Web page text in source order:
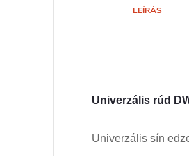
LEÍRÁS
Univerzális rúd
Univerzális sín